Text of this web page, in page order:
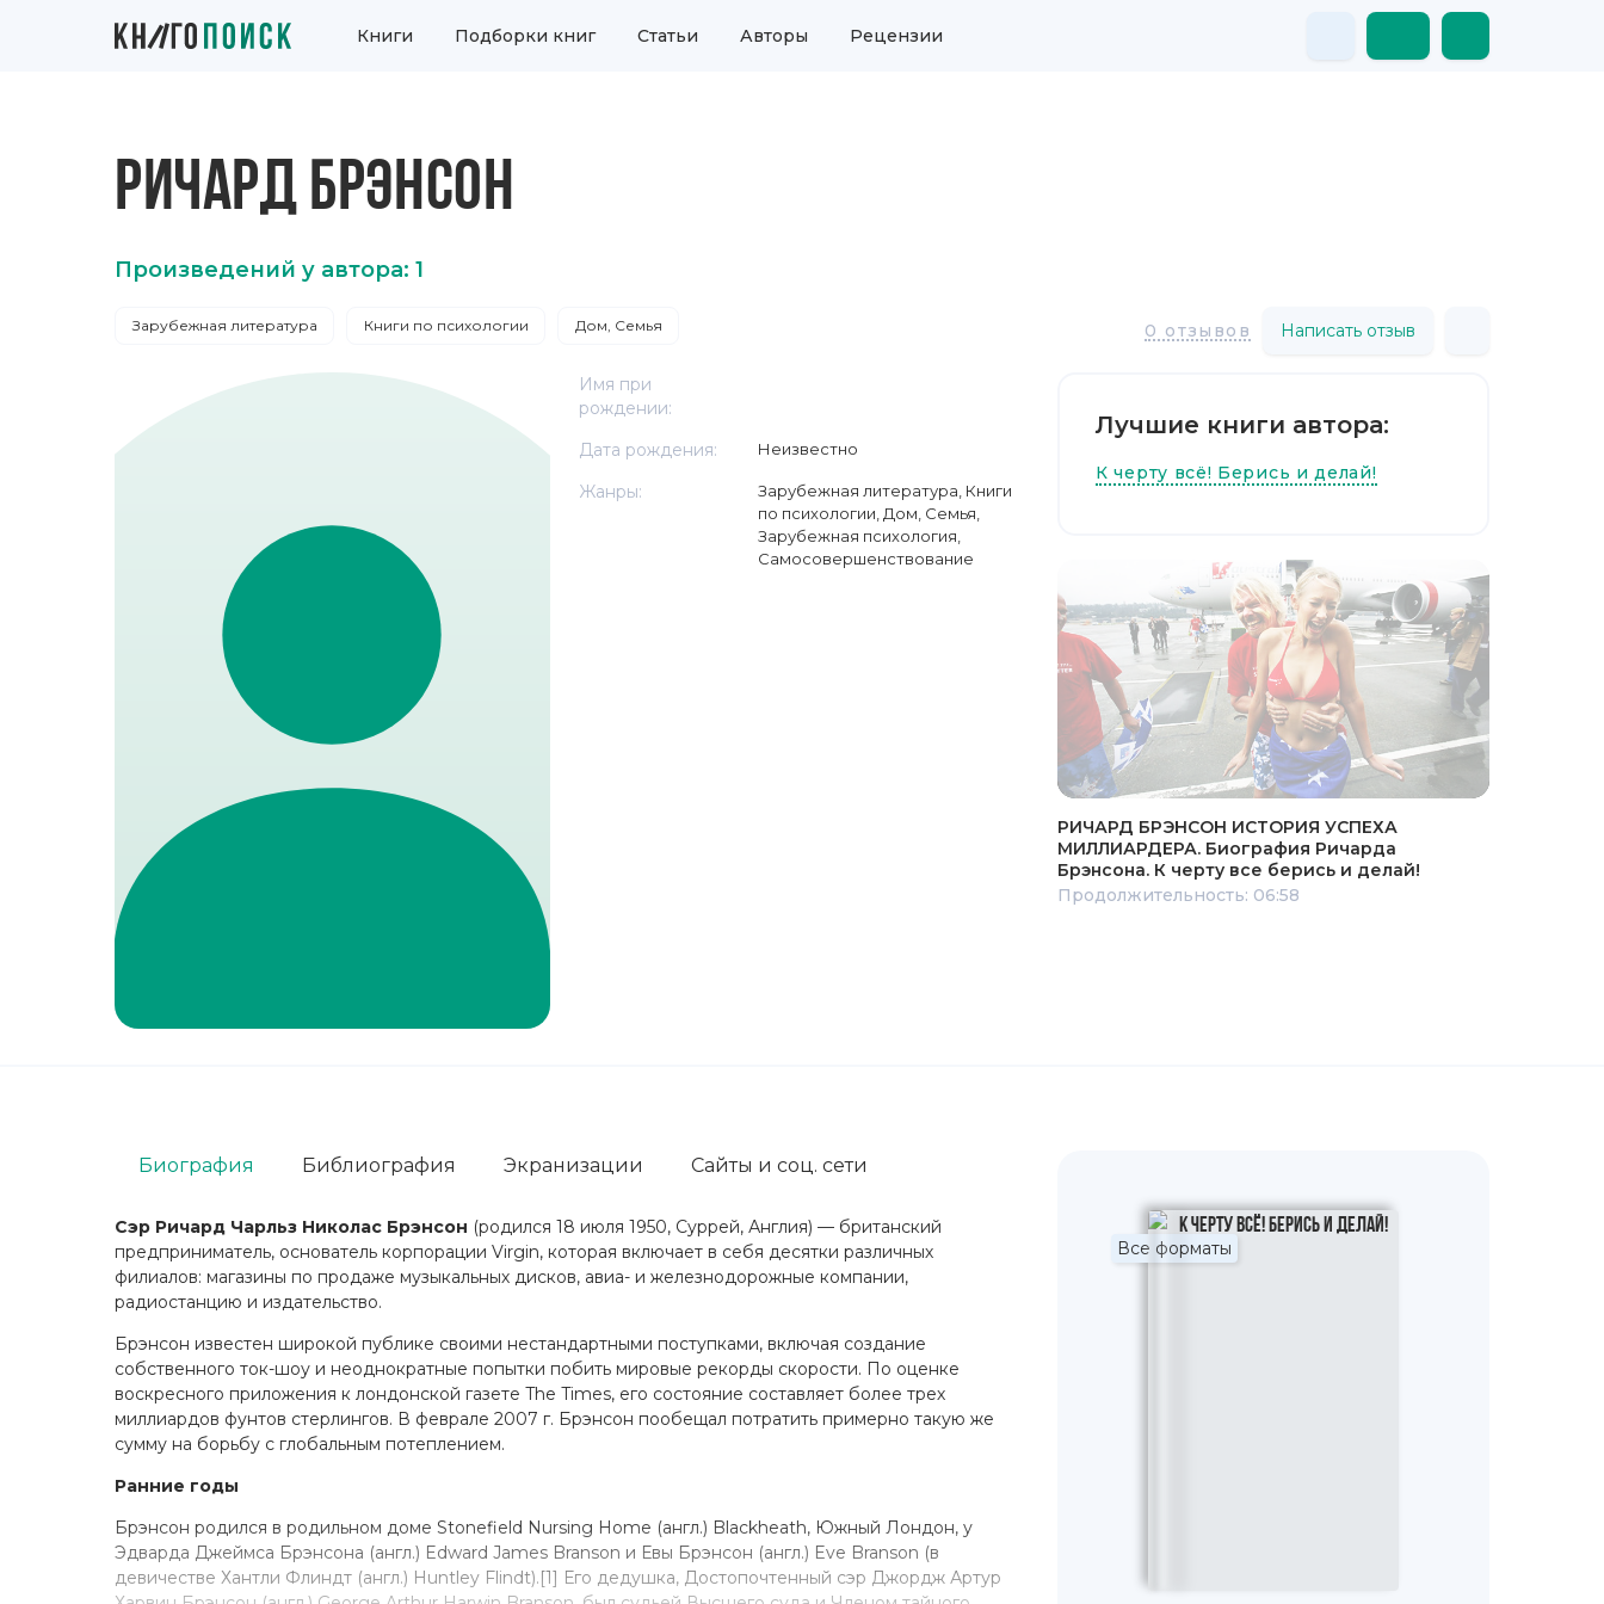
Книги Подборки книг Статьи Авторы Рецензии
РИЧАРД БРЭНСОН
Произведений у автора: 1
Зарубежная литература Книги по психологии Дом, Семья 0 отзывов Написать отзыв
Имя при
рождении:
Дата рождения:
Неизвестно
Жанры: Зарубежная литература Книги
по психологии Дом, Семья
Зарубежная психология
Самосовершенствование
Лучшие книги автора:
К черту всё! Берись и делай!
РИЧАРД БРЭНСОН ИСТОРИЯ УСПЕХА
МИЛЛИАРДЕРА. Биография Ричарда
Брэнсона. К черту все берись и делай!
Продолжительность: 06:58
Сэр Ричард Чарльз Николас Брэнсон (родился 18 июля 1950, Суррей, Англия) — британский
предприниматель, основатель корпорации Virgin, которая включает в себя десятки различных
филиалов: магазины по продаже музыкальных дисков, авиа- и железнодорожные компании,
радиостанцию и издательство.
Брэнсон известен широкой публике своими нестандартными поступками, включая создание
собственного ток-шоу и неоднократные попытки побить мировые рекорды скорости. По оценке
воскресного приложения к лондонской газете The Times, его состояние составляет более трех
миллиардов фунтов стерлингов. В феврале 2007 г. Брэнсон пообещал потратить примерно такую же
сумму на борьбу с глобальным потеплением.
Ранние годы
Брэнсон родился в родильном доме Stonefield Nursing Home (англ.) Blackheath, Южный Лондон, у
Эдварда Джеймса Брэнсона (англ.) Edward James Branson и Евы Брэнсон (англ.) Eve Branson (в
девичестве Хантли Флиндт (англ.) Huntley Flindt).[1] Его дедушка, Достопочтенный сэр Джордж Артур
Биография Библиография Экранизации Сайты и соц. сети
Все форматы